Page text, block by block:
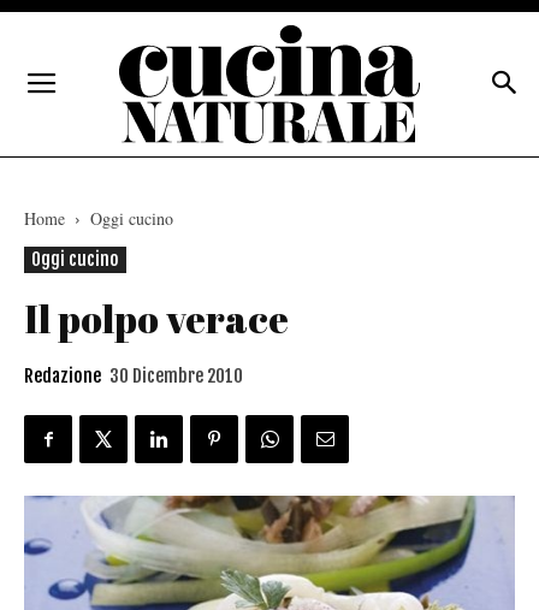
Home
Oggi cucino
Oggi cucino
Il polpo verace
Redazione 30 Dicembre 2010